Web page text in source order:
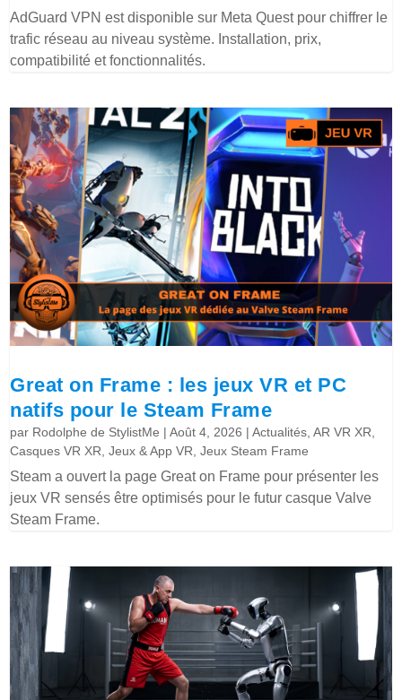
AdGuard VPN est disponible sur Meta Quest pour chiffrer le
trafic réseau au niveau système. Installation, prix,
compatibilité et fonctionnalités.
Great on Frame : les jeux VR et PC
natifs pour le Steam Frame
par Rodolphe de StylistMe |Août 4, 2026 |Actualités ,AR VR XR
Casques VR XR ,Jeux & App VR ,Jeux Steam Frame
Steam a ouvert la page Great on Frame pour présenter les
jeux VR sensés être optimisés pour le futur casque Valve
Steam Frame.